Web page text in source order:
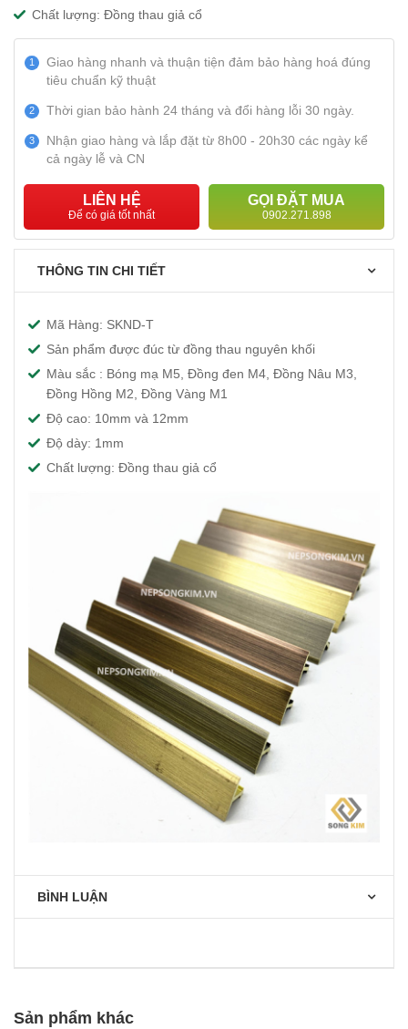
Chất lượng: Đồng thau giả cổ
1
Giao hàng nhanh và thuận tiện đảm bảo hàng hoá đúng
tiêu chuẩn kỹ thuật
2 Thời gian bảo hành 24 tháng và đổi hàng lỗi 30 ngày.
3
Nhận giao hàng và lắp đặt từ 8h00 - 20h30 các ngày kể
cả ngày lễ và CN
LIÊN HỆ
Để có giá tốt nhất
GỌI ĐẶT MUA
0902.271.898
THÔNG TIN CHI TIẾT
Mã Hàng: SKND-T
Sản phẩm được đúc từ đồng thau nguyên khối
Màu sắc : Bóng mạ M5, Đồng đen M4, Đồng Nâu M3,
Đồng Hồng M2, Đồng Vàng M1
Độ cao: 10mm và 12mm
Độ dày: 1mm
Chất lượng: Đồng thau giả cổ
BÌNH LUẬN
Sản phẩm khác